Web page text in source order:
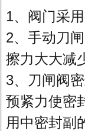
1、阀门采
2、手动刀
擦力大大减
3、刀闸阀
预紧力使密
用中密封副